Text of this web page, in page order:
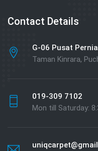
Contact Details
G-06 Pusat
Taman Kinrara,
019-309 7102
Mon till Saturday: